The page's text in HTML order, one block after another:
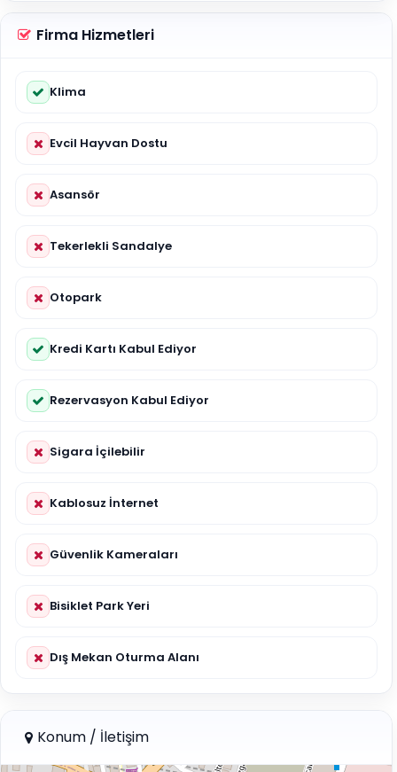
Firma Hizmetleri
Klima
Evcil Hayvan Dostu
Asansör
Tekerlekli Sandalye
Otopark
Kredi Kartı Kabul Ediyor
Rezervasyon Kabul Ediyor
Sigara İçilebilir
Kablosuz İnternet
Güvenlik Kameraları
Bisiklet Park Yeri
Dış Mekan Oturma Alanı
Konum / İletişim